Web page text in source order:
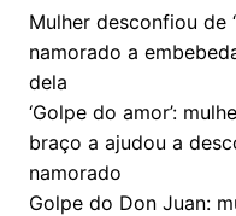
Mulher desconfiou de
namorado a
dela
‘Golpe do amor’:
braço a ajudou a
namorado
Golpe do Don Juan: